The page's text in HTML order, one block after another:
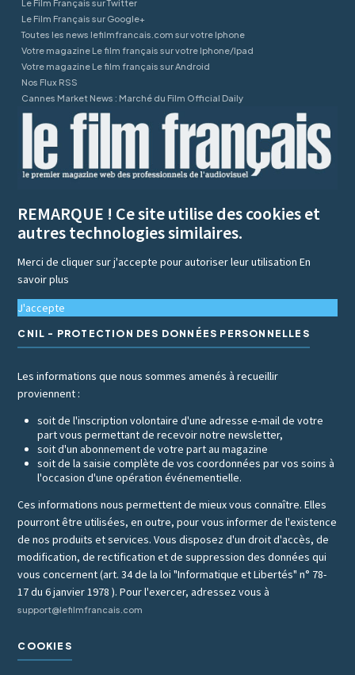
Le Film Français sur Twitter
Le Film Français sur Google+
Toutes les news lefilmfrancais.com sur votre Iphone
Votre magazine Le film français sur votre Iphone/Ipad
Votre magazine Le film français sur Android
Nos Flux RSS
Cannes Market News : Marché du Film Official Daily
REMARQUE ! Ce site utilise des cookies et
autres technologies similaires.
Merci de cliquer sur j'accepte pour autoriser leur utilisationEn
savoir plus
J'accepte
CNIL - PROTECTION DES DONNÉES PERSONNELLES
Les informations que nous sommes amenés à recueillir
proviennent :
soit de l'inscription volontaire d'une adresse e-mail de votre
part vous permettant de recevoir notre newsletter,
soit d'un abonnement de votre part au magazine
soit de la saisie complète de vos coordonnées par vos soins à
l'occasion d'une opération événementielle.
Ces informations nous permettent de mieux vous connaître. Elles
pourront être utilisées, en outre, pour vous informer de l'existence
de nos produits et services. Vous disposez d'un droit d'accès, de
modification, de rectification et de suppression des données qui
vous concernent (art. 34 de la loi "Informatique et Libertés" n° 78-
17 du 6 janvier 1978 ). Pour l'exercer, adressez vous à
support@lefilmfrancais.com
COOKIES